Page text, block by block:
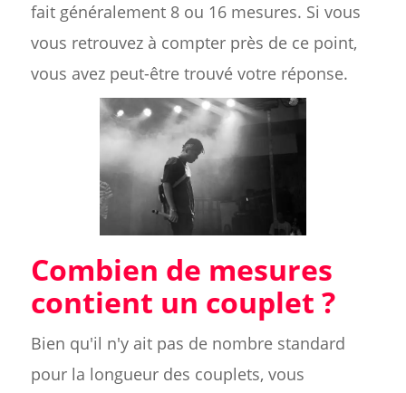
fait généralement 8 ou 16 mesures. Si vous
vous retrouvez à compter près de ce point,
vous avez peut-être trouvé votre réponse.
Combien de mesures
contient un couplet ?
Bien qu'il n'y ait pas de nombre standard
pour la longueur des couplets, vous